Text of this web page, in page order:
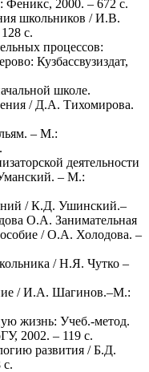
Феникс, 2000. – 672 с.
школьников / И.В.
с.
процессов:
Кузбассвузиздат,
школе.
/ Д.А. Тихомирова.
– М.:
деятельности
– М.:
/ К.Д. Ушинский.–
О.А. Занимательная
/ О.А. Холодова. –
/ Н.Я. Чутко –
/ И.А. Шагинов.–М.:
жизнь: Учеб.-метод.
2002. – 119 с.
развития / Б.Д.